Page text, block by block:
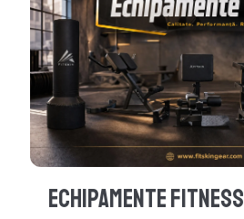
Echipamente Fitness